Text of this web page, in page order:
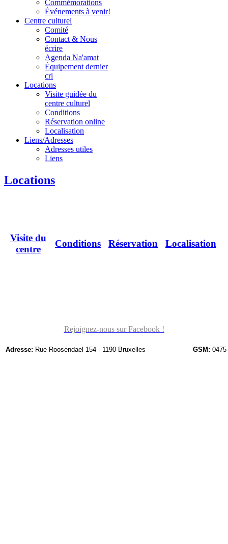
Commémorations
Événements à venir!
Centre culturel
Comité
Contact & Nous
écrire
Agenda Na'amat
Équipement dernier
cri
Locations
Visite guidée du
centre culturel
Conditions
Réservation online
Localisation
Liens/Adresses
Adresses utiles
Liens
Locations
Visite du
centre
Conditions Réservation Localisation
Rejoignez-nous sur Facebook !
Adresse: Rue Roosendael 154 - 1190 Bruxelles GSM: